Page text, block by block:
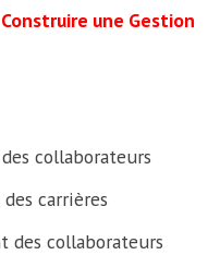
une Gestion
collaborateurs
carrières
des collaborateurs